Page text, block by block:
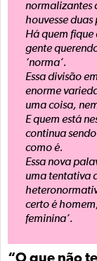
normalizantes
houvesse
Há quem fique
gente
‘norma’.
Essa divisão
enorme
uma coisa,
E quem está
continua
como é.
Essa nova
uma tentativa
certo é
feminina’.